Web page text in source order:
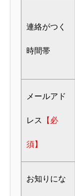
連絡がつく
時間帯
メールアド
レス 【必
須】
お知りにな